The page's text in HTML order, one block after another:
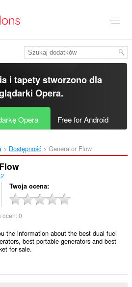
i tapety stworzono dla
Opera.
Opera Free for Android
Dostępność Generator Flow‎
Twoja ocena
ocen:0
the information about the best dual fuel
best portable generators and best
for sale.